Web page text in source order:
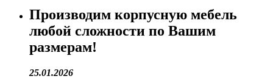
Производим корпусную мебель
любой сложности по Вашим
размерам!
25.01.2026